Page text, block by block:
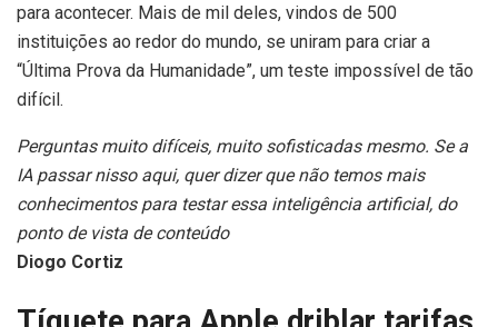
para acontecer. Mais de mil deles, vindos de 500
instituições ao redor do mundo, se uniram para criar a
“Última Prova da Humanidade”, um teste impossível de tão
difícil.
Perguntas muito difíceis, muito sofisticadas mesmo. Se a
IA passar nisso aqui, quer dizer que não temos mais
conhecimentos para testar essa inteligência artificial, do
ponto de vista de conteúdo
Diogo Cortiz